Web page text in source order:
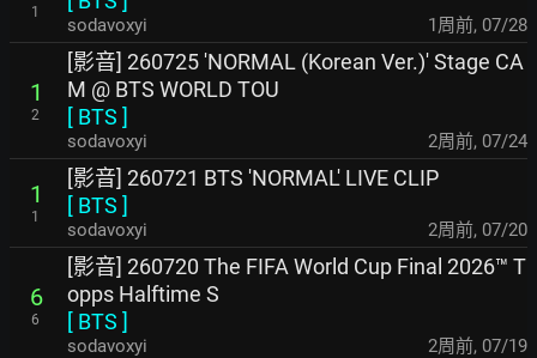
1
sodavoxyi 1周前, 07/28
1
2
[影音] 260725 'NORMAL (Korean Ver.)' Stage CA
M @ BTS WORLD TOU
[ BTS ]
sodavoxyi 2周前, 07/24
1
1
[影音] 260721 BTS 'NORMAL' LIVE CLIP
[ BTS ]
sodavoxyi 2周前, 07/20
6
6
[影音] 260720 The FIFA World Cup Final 2026™ T
opps Halftime S
[ BTS ]
sodavoxyi 2周前, 07/19